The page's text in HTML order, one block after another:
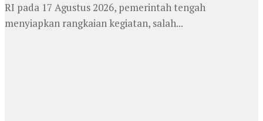
RI pada 17 Agustus 2026, pemerintah tengah
menyiapkan rangkaian kegiatan, salah...